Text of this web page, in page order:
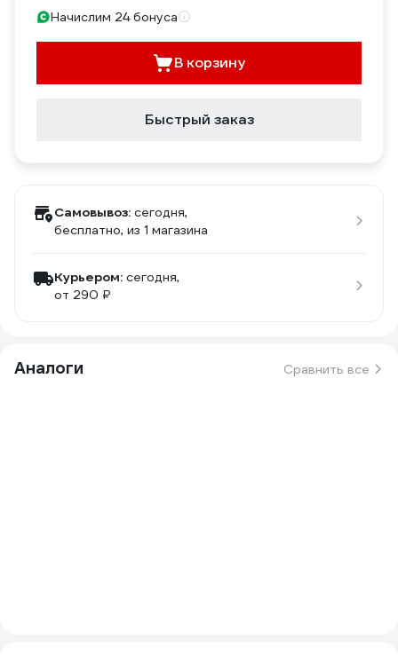
Начислим 24 бонуса
В корзину
Быстрый заказ
Самовывоз: сегодня,
бесплатно, из 1 магазина
Курьером: сегодня,
от 290 ₽
Аналоги Сравнить все